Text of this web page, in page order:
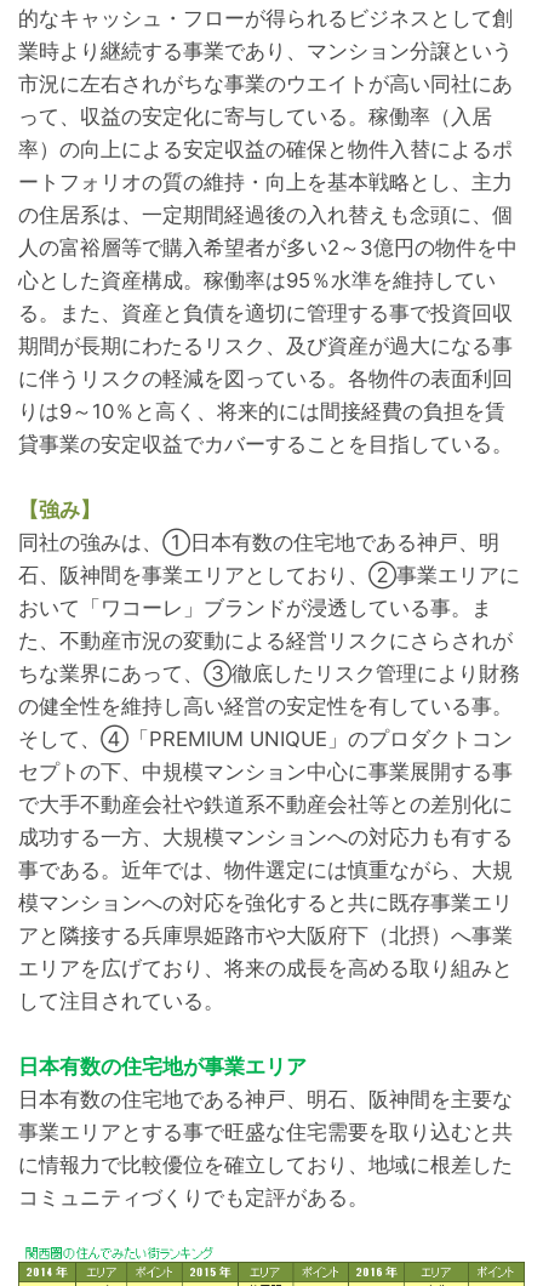
的なキャッシュ・フローが得られるビジネスとして創
業時より継続する事業であり、マンション分譲という
市況に左右されがちな事業のウエイトが高い同社にあ
って、収益の安定化に寄与している。稼働率（入居
率）の向上による安定収益の確保と物件入替によるポ
ートフォリオの質の維持・向上を基本戦略とし、主力
の住居系は、一定期間経過後の入れ替えも念頭に、個
人の富裕層等で購入希望者が多い2～3億円の物件を中
心とした資産構成。稼働率は95％水準を維持してい
る。また、資産と負債を適切に管理する事で投資回収
期間が長期にわたるリスク、及び資産が過大になる事
に伴うリスクの軽減を図っている。各物件の表面利回
りは9～10％と高く、将来的には間接経費の負担を賃
貸事業の安定収益でカバーすることを目指している。
【強み】
同社の強みは、①日本有数の住宅地である神戸、明
石、阪神間を事業エリアとしており、②事業エリアに
おいて「ワコーレ」ブランドが浸透している事。ま
た、不動産市況の変動による経営リスクにさらされが
ちな業界にあって、③徹底したリスク管理により財務
の健全性を維持し高い経営の安定性を有している事。
そして、④「PREMIUM UNIQUE」のプロダクトコン
セプトの下、中規模マンション中心に事業展開する事
で大手不動産会社や鉄道系不動産会社等との差別化に
成功する一方、大規模マンションへの対応力も有する
事である。近年では、物件選定には慎重ながら、大規
模マンションへの対応を強化すると共に既存事業エリ
アと隣接する兵庫県姫路市や大阪府下（北摂）へ事業
エリアを広げており、将来の成長を高める取り組みと
して注目されている。
日本有数の住宅地が事業エリア
日本有数の住宅地である神戸、明石、阪神間を主要な
事業エリアとする事で旺盛な住宅需要を取り込むと共
に情報力で比較優位を確立しており、地域に根差した
コミュニティづくりでも定評がある。